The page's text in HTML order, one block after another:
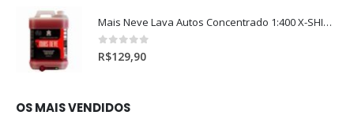
Mais Neve Lava Autos Concentrado 1:400 X-SHINE 5Litros
0out of 5
R$129,90
OS MAIS VENDIDOS